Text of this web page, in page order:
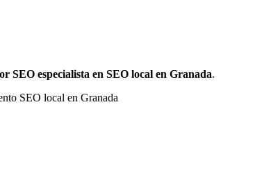
SEO especialista en SEO local en Granada.
SEO local en Granada